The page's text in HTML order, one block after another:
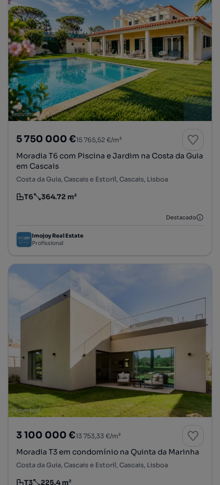
5 750 000 €15 765,52 €/m²
Moradia T6 com Piscina e Jardim na Costa da Guia
em Cascais
Costa da Guia, Cascais e Estoril, Cascais, Lisboa
Tipologia
T6
Preço por metro quadrado
364.72 m²
Destacado
Imojoy Real Estate
Profissional
3 100 000 €13 753,33 €/m²
Moradia T3 em condomínio na Quinta da Marinha
Costa da Guia, Cascais e Estoril, Cascais, Lisboa
T3 225.4 m²